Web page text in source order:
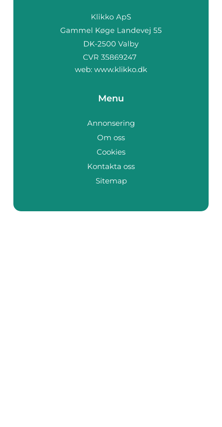
web: www.klikko.dk
Menu
Annonsering
Om oss
Cookies
Kontakta oss
Sitemap